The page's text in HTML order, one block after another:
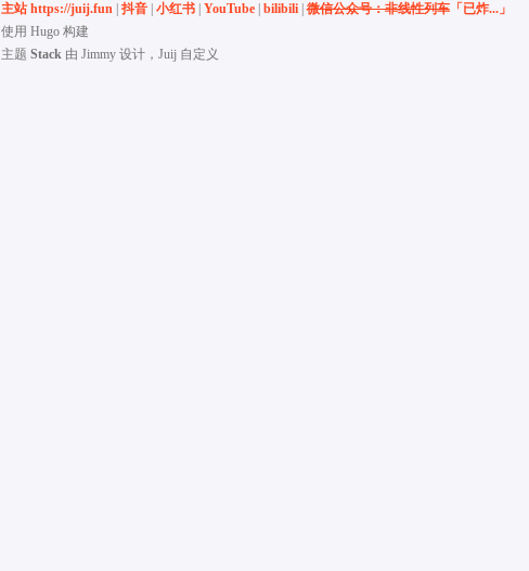
主站 https://juij.fun| 抖音| 小红书| YouTube| bilibili|微信公众号：非线性列车「已炸...」
使用 Hugo构建
主题 Stack由 Jimmy设计，Juij 自定义